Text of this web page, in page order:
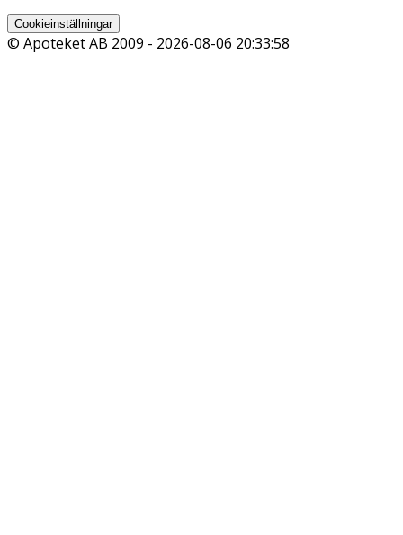
Cookieinställningar
© Apoteket AB 2009 - 2026-08-06 20:33:58